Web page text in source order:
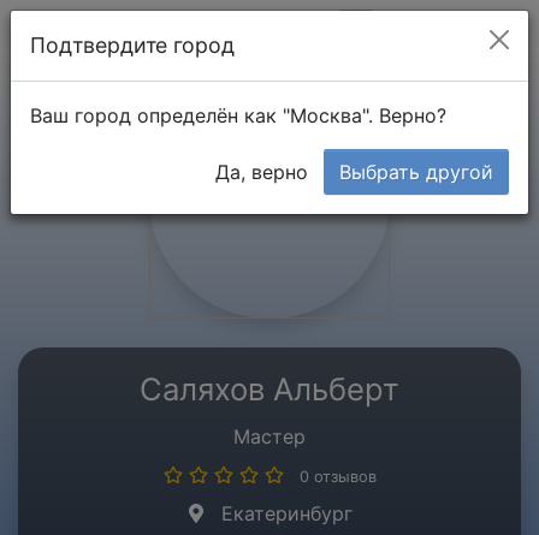
Саляхов Альберт
Мастер
0 отзывов
Екатеринбург
Подтвердите город
Ваш город определён как "Москва". Верно?
Да, верно Выбрать другой